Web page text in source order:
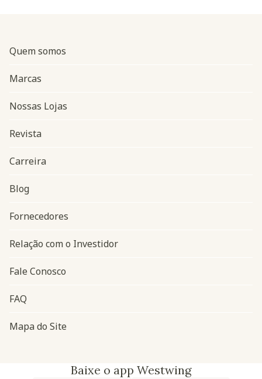
Navegação do rodapé
Quem somos
Marcas
Nossas Lojas
Revista
Carreira
Blog
Fornecedores
Relação com o Investidor
Fale Conosco
FAQ
Mapa do Site
Baixe o app Westwing